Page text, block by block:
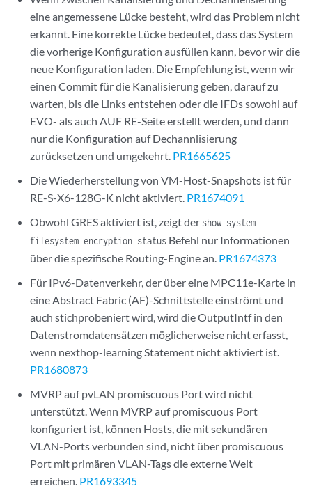
eine angemessene Lücke besteht, wird das Problem nicht
erkannt. Eine korrekte Lücke bedeutet, dass das System
die vorherige Konfiguration ausfüllen kann, bevor wir die
neue Konfiguration laden. Die Empfehlung ist, wenn wir
einen Commit für die Kanalisierung geben, darauf zu
warten, bis die Links entstehen oder die IFDs sowohl auf
EVO- als auch AUF RE-Seite erstellt werden, und dann
nur die Konfiguration auf Dechannlisierung
zurücksetzen und umgekehrt. PR1665625
Die Wiederherstellung von VM-Host-Snapshots ist für
RE-S-X6-128G-K nicht aktiviert. PR1674091
Obwohl GRES aktiviert ist, zeigt der show system
filesystem encryption status Befehl nur Informationen
über die spezifische Routing-Engine an. PR1674373
Für IPv6-Datenverkehr, der über eine MPC11e-Karte in
eine Abstract Fabric (AF)-Schnittstelle einströmt und
auch stichprobeniert wird, wird die OutputIntf in den
Datenstromdatensätzen möglicherweise nicht erfasst,
wenn nexthop-learning Statement nicht aktiviert ist.
PR1680873
MVRP auf pvLAN promiscuous Port wird nicht
unterstützt. Wenn MVRP auf promiscuous Port
konfiguriert ist, können Hosts, die mit sekundären
VLAN-Ports verbunden sind, nicht über promiscuous
Port mit primären VLAN-Tags die externe Welt
erreichen. PR1693345